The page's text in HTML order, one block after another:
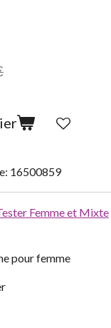
16500859
Femme et Mixte
pour femme